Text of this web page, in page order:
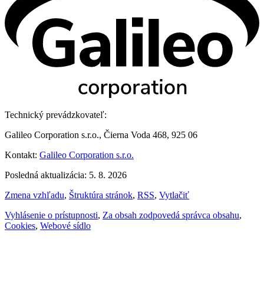
Technický prevádzkovateľ:
Galileo Corporation s.r.o., Čierna Voda 468, 925 06
Kontakt: Galileo Corporation s.r.o.
Posledná aktualizácia: 5. 8. 2026
Zmena vzhľadu, Štruktúra stránok, RSS, Vytlačiť
Vyhlásenie o prístupnosti, Za obsah zodpovedá správca obsahu,
Cookies, Webové sídlo